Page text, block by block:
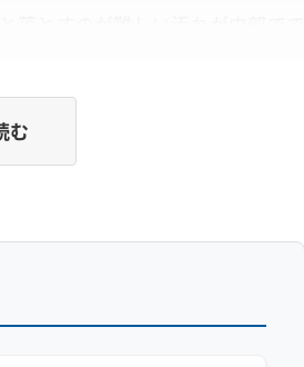
を作り、そこに湿気で増えたカ
へと悪化します。
む